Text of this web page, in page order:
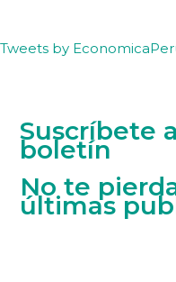
Tweets by
Suscríbete
boletín
No te
últimas